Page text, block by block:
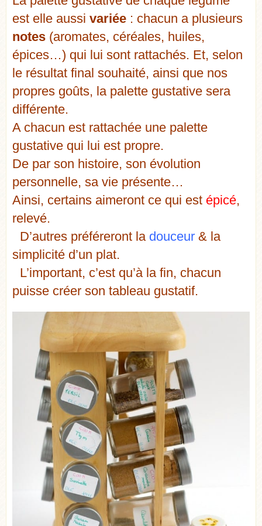
est elle aussi variée : chacun a plusieurs
notes (aromates, céréales, huiles,
épices…) qui lui sont rattachés. Et, selon
le résultat final souhaité, ainsi que nos
propres goûts, la palette gustative sera
différente.
A chacun est rattachée une palette
gustative qui lui est propre.
De par son histoire, son évolution
personnelle, sa vie présente…
Ainsi, certains aimeront ce qui est épicé,
relevé.
D’autres préféreront la douceur & la
simplicité d’un plat.
L’important, c’est qu’à la fin, chacun
puisse créer son tableau gustatif.